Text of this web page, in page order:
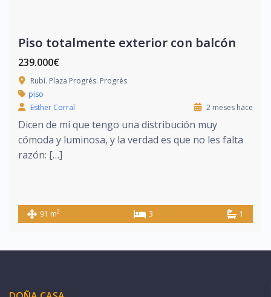
Piso totalmente exterior con balcón
239.000€
Rubí. Plaza Progrés. Progrés
piso
Esther Corral
2 meses hace
Dicen de mí que tengo una distribución muy
cómoda y luminosa, y la verdad es que no les falta
razón: […]
91 m2 3 1